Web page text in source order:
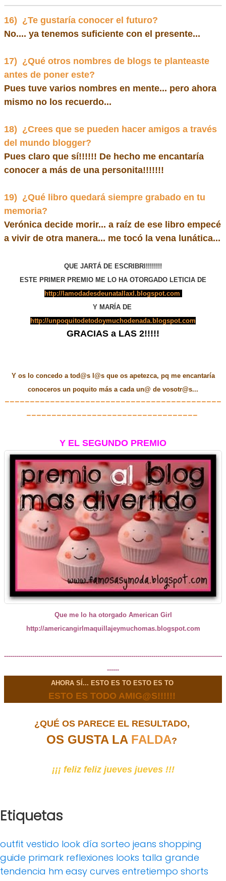
16) ¿Te gustaría conocer el futuro?
No.... ya tenemos suficiente con el presente...
17) ¿Qué otros nombres de blogs te planteaste
antes de poner este?
Pues tuve varios nombres en mente... pero ahora
mismo no los recuerdo...
18) ¿Crees que se pueden hacer amigos a través
del mundo blogger?
Pues claro que sí!!!!!! De hecho me encantaría
conocer a más de una personita!!!!!!!
19) ¿Qué libro quedará siempre grabado en tu
memoria?
Verónica decide morir... a raíz de ese libro empecé
a vivir de otra manera... me tocó la vena lunática...
QUE JARTÁ DE ESCRIBRI!!!!!!!!
ESTE PRIMER PREMIO ME LO HA OTORGADO LETICIA DE
http://lamodadesdeunatallaxl.blogspot.com
Y MARÍA DE
http://unpoquitodetodoymuchodenada.blogspot.com
GRACIAS a LAS 2!!!!!
Y os lo concedo a tod@s l@s que os apetezca, pq me encantaría
conoceros un poquito más a cada un@ de vosotr@s...
-------------------------------------------
----------------------------------
Y EL SEGUNDO PREMIO
Que me lo ha otorgado American Girl
http://americangirlmaquillajeymuchomas.blogspot.com
------------------------------------------------------------------------------------------------------------
------
AHORA SÍ... ESTO ES TO ESTO ES TO
ESTO ES TODO AMIG@S!!!!!!
¿QUÉ OS PARECE EL RESULTADO,
OS GUSTA LAFALDA?
¡¡¡ feliz feliz jueves jueves !!!
Etiquetas
outfit vestido look día sorteo jeans shopping
guide primark reflexiones looks talla grande
tendencia hm easy curves entretiempo shorts